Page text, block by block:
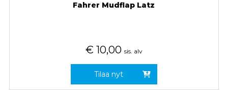
Fahrer Mudflap Latz
€ 10,00 sis. alv
Tilaa nyt